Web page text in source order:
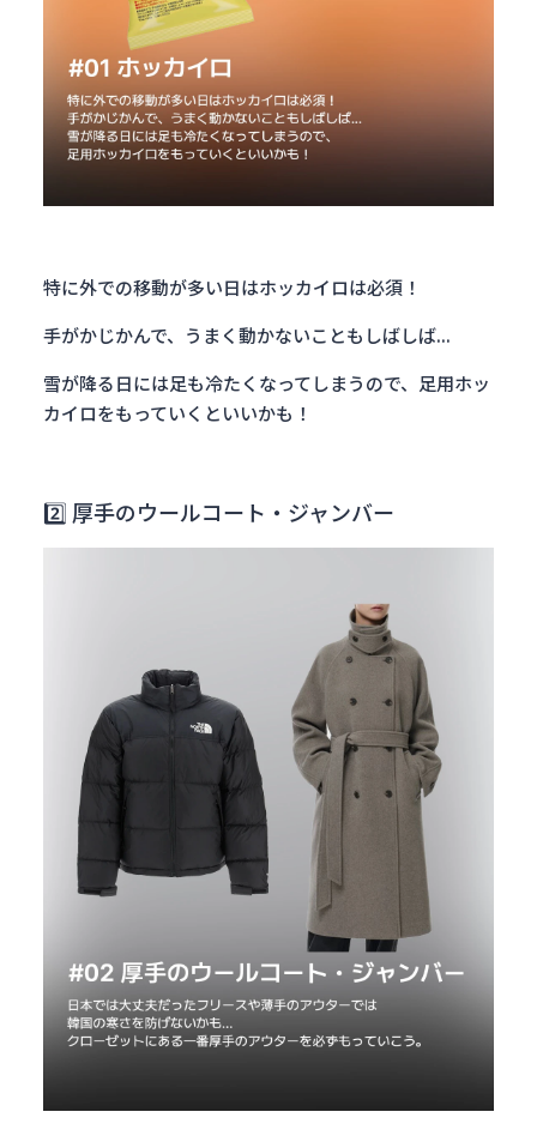
特に外での移動が多い日はホッカイロは必須！
手がかじかんで、うまく動かないこともしばしば...
雪が降る日には足も冷たくなってしまうので、足用ホッ
カイロをもっていくといいかも！
2️⃣ 厚手のウールコート・ジャンバー